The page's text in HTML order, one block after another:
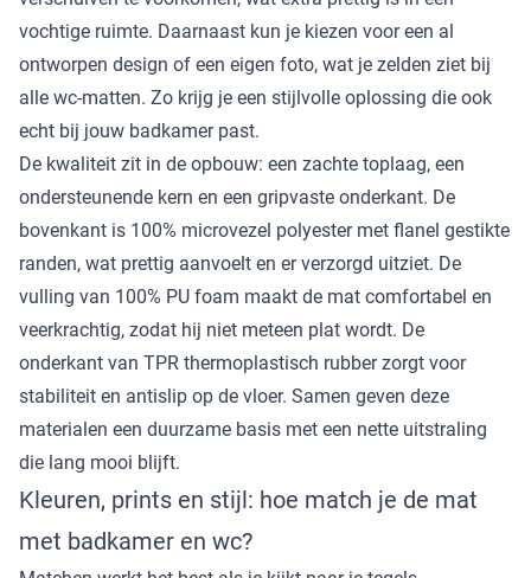
vochtige ruimte. Daarnaast kun je kiezen voor een al
ontworpen design of een eigen foto, wat je zelden ziet bij
alle wc-matten. Zo krijg je een stijlvolle oplossing die ook
echt bij jouw badkamer past.
De kwaliteit zit in de opbouw: een zachte toplaag, een
ondersteunende kern en een gripvaste onderkant. De
bovenkant is 100% microvezel polyester met flanel gestikte
randen, wat prettig aanvoelt en er verzorgd uitziet. De
vulling van 100% PU foam maakt de mat comfortabel en
veerkrachtig, zodat hij niet meteen plat wordt. De
onderkant van TPR thermoplastisch rubber zorgt voor
stabiliteit en antislip op de vloer. Samen geven deze
materialen een duurzame basis met een nette uitstraling
die lang mooi blijft.
Kleuren, prints en stijl: hoe match je de mat
met badkamer en wc?